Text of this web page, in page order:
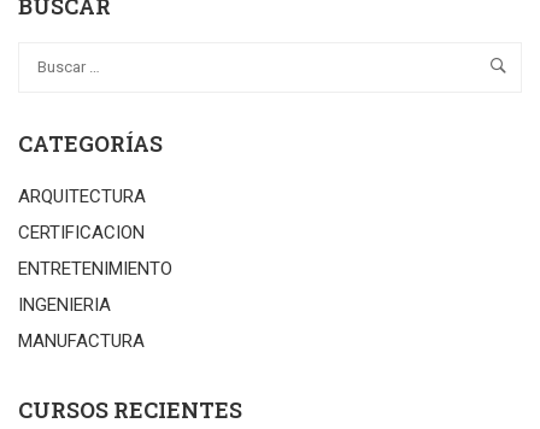
BUSCAR
CATEGORÍAS
ARQUITECTURA
CERTIFICACION
ENTRETENIMIENTO
INGENIERIA
MANUFACTURA
CURSOS RECIENTES